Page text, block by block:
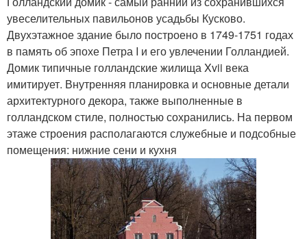
увеселительных павильонов усадьбы Кусково.
Двухэтажное здание было построено в 1749-1751 годах
в память об эпохе Петра I и его увлечении Голландией.
Домик типичные голландские жилища Xvii века
имитирует. Внутренняя планировка и основные детали
архитектурного декора, также выполненные в
голландском стиле, полностью сохранились. На первом
этаже строения располагаются служебные и подсобные
помещения: нижние сени и кухня